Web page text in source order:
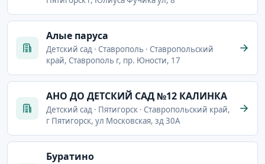
Алые паруса
Детский сад · Ставрополь · Ставропольский
край, Ставрополь г, пр. Юности, 17
АНО ДО ДЕТСКИЙ САД №12 КАЛИНКА
Детский сад · Пятигорск · Ставропольский край,
г Пятигорск, ул Московская, зд 30А
Буратино